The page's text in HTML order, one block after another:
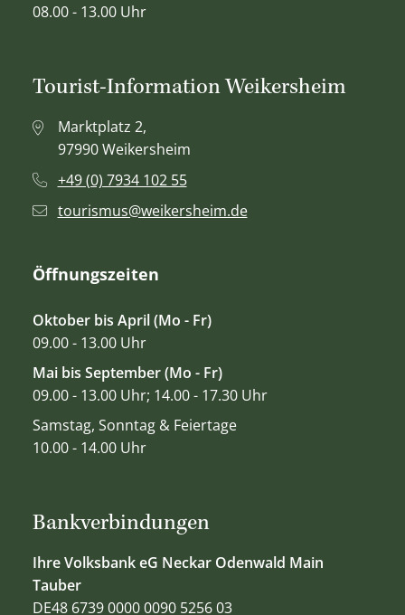
08.00 - 13.00 Uhr
Bankverbindungen
Ihre Volksbank eG Neckar Odenwald Main
Tauber
DE48 6739 0000 0090 5256 03
Tourist-Information Weikersheim
Marktplatz 2,
97990 Weikersheim
+49 (0) 7934 102 55
tourismus@weikersheim.de
Öffnungszeiten
Oktober bis April (Mo - Fr)
09.00 - 13.00 Uhr
Mai bis September (Mo - Fr)
09.00 - 13.00 Uhr; 14.00 - 17.30 Uhr
Samstag, Sonntag & Feiertage
10.00 - 14.00 Uhr